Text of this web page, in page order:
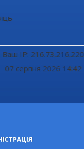
Ваш IP: 216.73.216.220
07 серпня 2026 14:42